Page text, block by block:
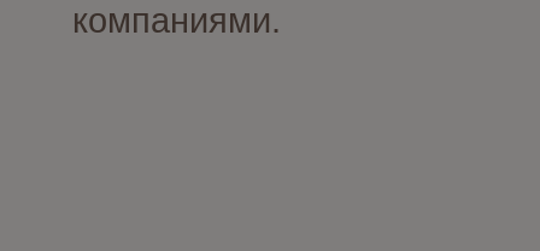
компаниями.